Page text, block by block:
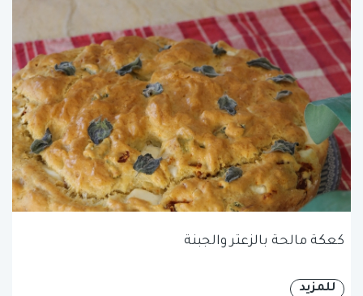
كعكة مالحة بالزعتر والجبنة
للمزيد